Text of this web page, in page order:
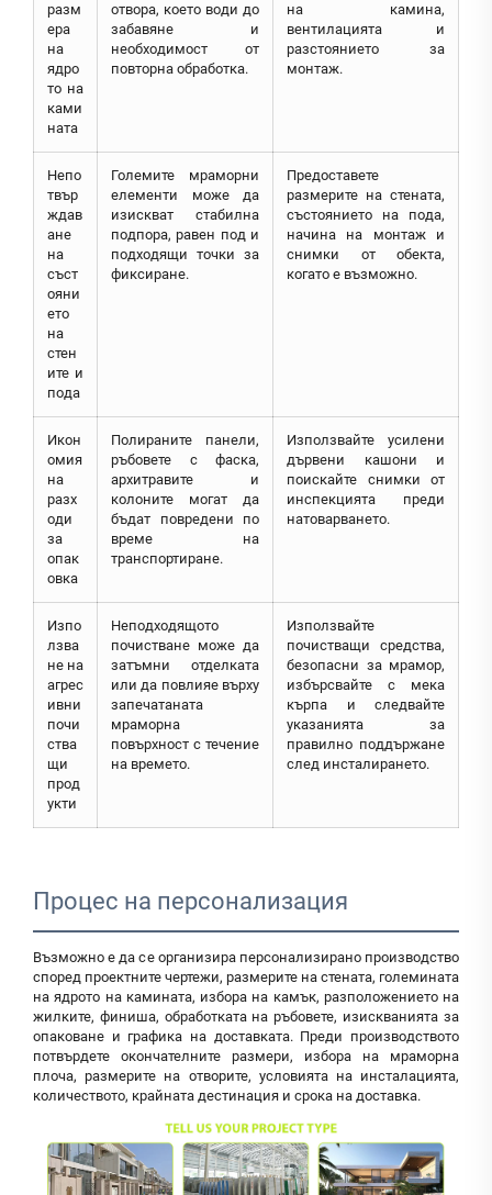
разм
ера
на
ядро
то на
ками
ната
отвора, което води до
забавяне и
необходимост от
повторна обработка.
на камина,
вентилацията и
разстоянието за
монтаж.
Непо
твър
ждав
ане
на
съст
ояни
ето
на
стен
ите и
пода
Големите мраморни
елементи може да
изискват стабилна
подпора, равен под и
подходящи точки за
фиксиране.
Предоставете
размерите на стената,
състоянието на пода,
начина на монтаж и
снимки от обекта,
когато е възможно.
Икон
омия
на
разх
оди
за
опак
овка
Полираните панели,
ръбовете с фаска,
архитравите и
колоните могат да
бъдат повредени по
време на
транспортиране.
Използвайте усилени
дървени кашони и
поискайте снимки от
инспекцията преди
натоварването.
Изпо
лзва
не на
агрес
ивни
почи
ства
щи
прод
укти
Неподходящото
почистване може да
затъмни отделката
или да повлияе върху
запечатаната
мраморна
повърхност с течение
на времето.
Използвайте
почистващи средства,
безопасни за мрамор,
избърсвайте с мека
кърпа и следвайте
указанията за
правилно поддържане
след инсталирането.
Процес на персонализация
Възможно е да се организира персонализирано производство
според проектните чертежи, размерите на стената, големината
на ядрото на камината, избора на камък, разположението на
жилките, финиша, обработката на ръбовете, изискванията за
опаковане и графика на доставката. Преди производството
потвърдете окончателните размери, избора на мраморна
плоча, размерите на отворите, условията на инсталацията,
количеството, крайната дестинация и срока на доставка.